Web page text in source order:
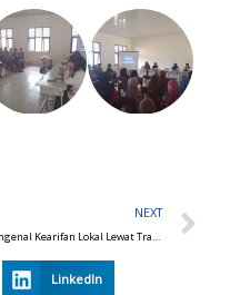
NEXT
Mengenal Kearifan Lokal Lewat Tradisi Makan Bedulang: Ratusan Pelajar SMK Negeri 1 Sijuk Kunjungi Rumah Adat Melayu Belitung
LinkedIn